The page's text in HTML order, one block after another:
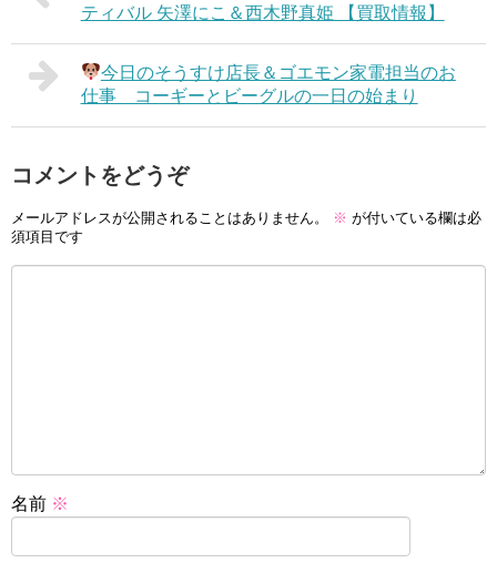
ティバル 矢澤にこ＆西木野真姫 【買取情報】
今日のそうすけ店長＆ゴエモン家電担当のお
仕事 コーギーとビーグルの一日の始まり
コメントをどうぞ
メールアドレスが公開されることはありません。 ※ が付いている欄は必
須項目です
名前 ※